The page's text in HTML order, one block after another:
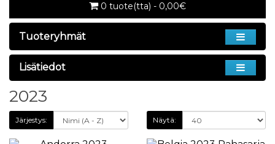
0 tuote(tta) - 0,00€
Tuoteryhmät
Lisätiedot
2023
Järjestys: Näytä: